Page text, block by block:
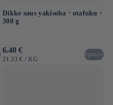
Dikke saus yakisoba ⋅ otafuku ⋅
300 g
Normale
prijs
6.40 €
EENHEIDSPRIJS
21.33 € / PER
KG
épuisé